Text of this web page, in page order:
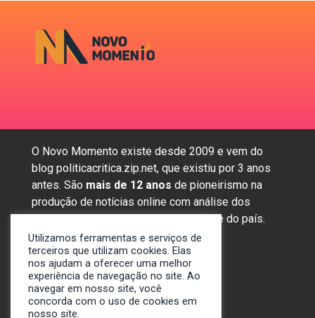
O Novo Momento existe desde 2009 e vem do
blog politicacritica.zip.net, que existiu por 3 anos
antes. São mais de 12 anos de pioneirismo na
produção de notícias online com análise dos
assuntos mais importantes da região e do país.
Sobre nós
Anunciar
Contato
Utilizamos ferramentas e serviços de
terceiros que utilizam cookies. Elas
nos ajudam a oferecer uma melhor
experiência de navegação no site. Ao
navegar em nosso site, você
concorda com o uso de cookies em
nosso site.